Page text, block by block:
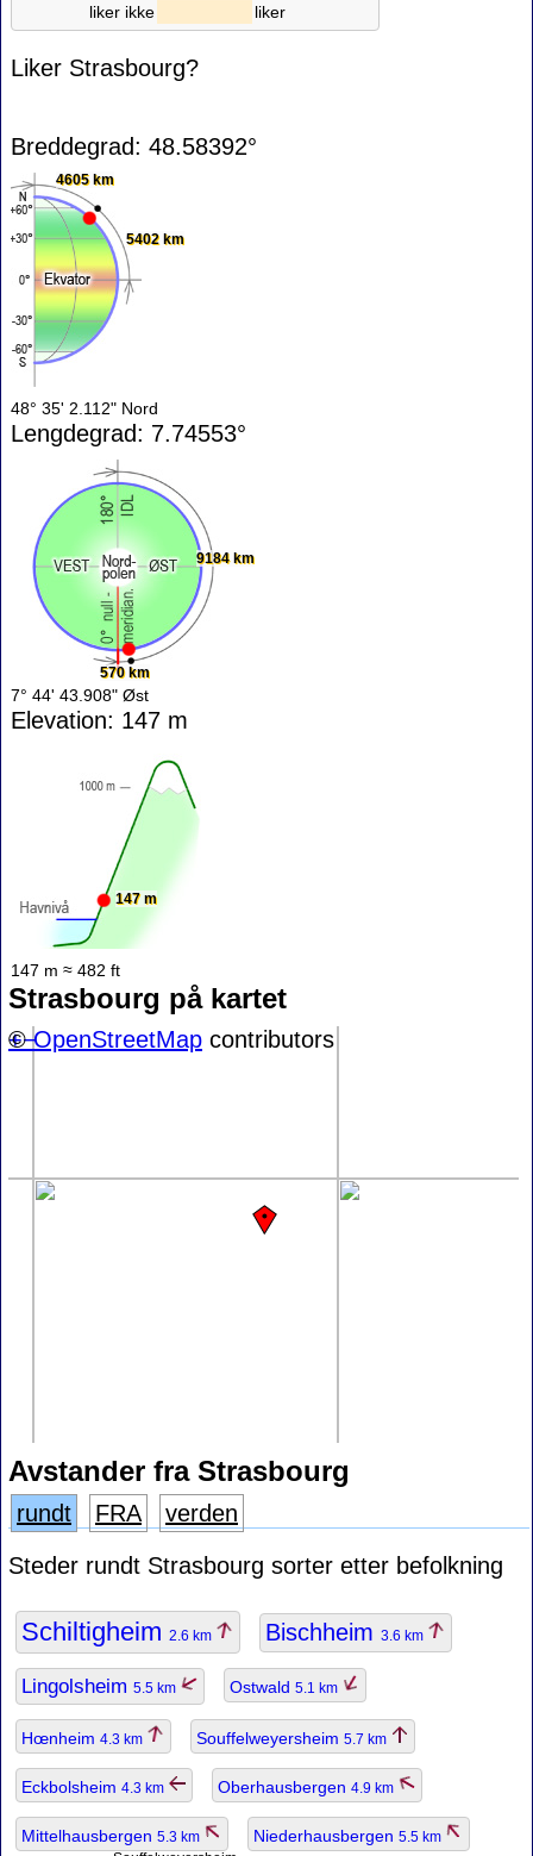
liker ikke
liker
Liker Strasbourg?
Breddegrad: 48.58392°
4605 km
5402 km
48° 35' 2.112" Nord
Lengdegrad: 7.74553°
570 km
9184 km
7° 44' 43.908" Øst
Elevation: 147 m
147 m
147 m ≈ 482 ft
Strasbourg på kartet
+−
©OpenStreetMap contributors
Avstander fra Strasbourg
rundt FRA
verden
Steder rundt Strasbourg sorter etter befolkning
Schiltigheim 2.6 km Bischheim 3.6 km
Lingolsheim 5.5 km Ostwald 5.1 km
Hœnheim 4.3 km Souffelweyersheim 5.7 km
Eckbolsheim 4.3 km Oberhausbergen 4.9 km
Mittelhausbergen 5.3 km Niederhausbergen 5.5 km